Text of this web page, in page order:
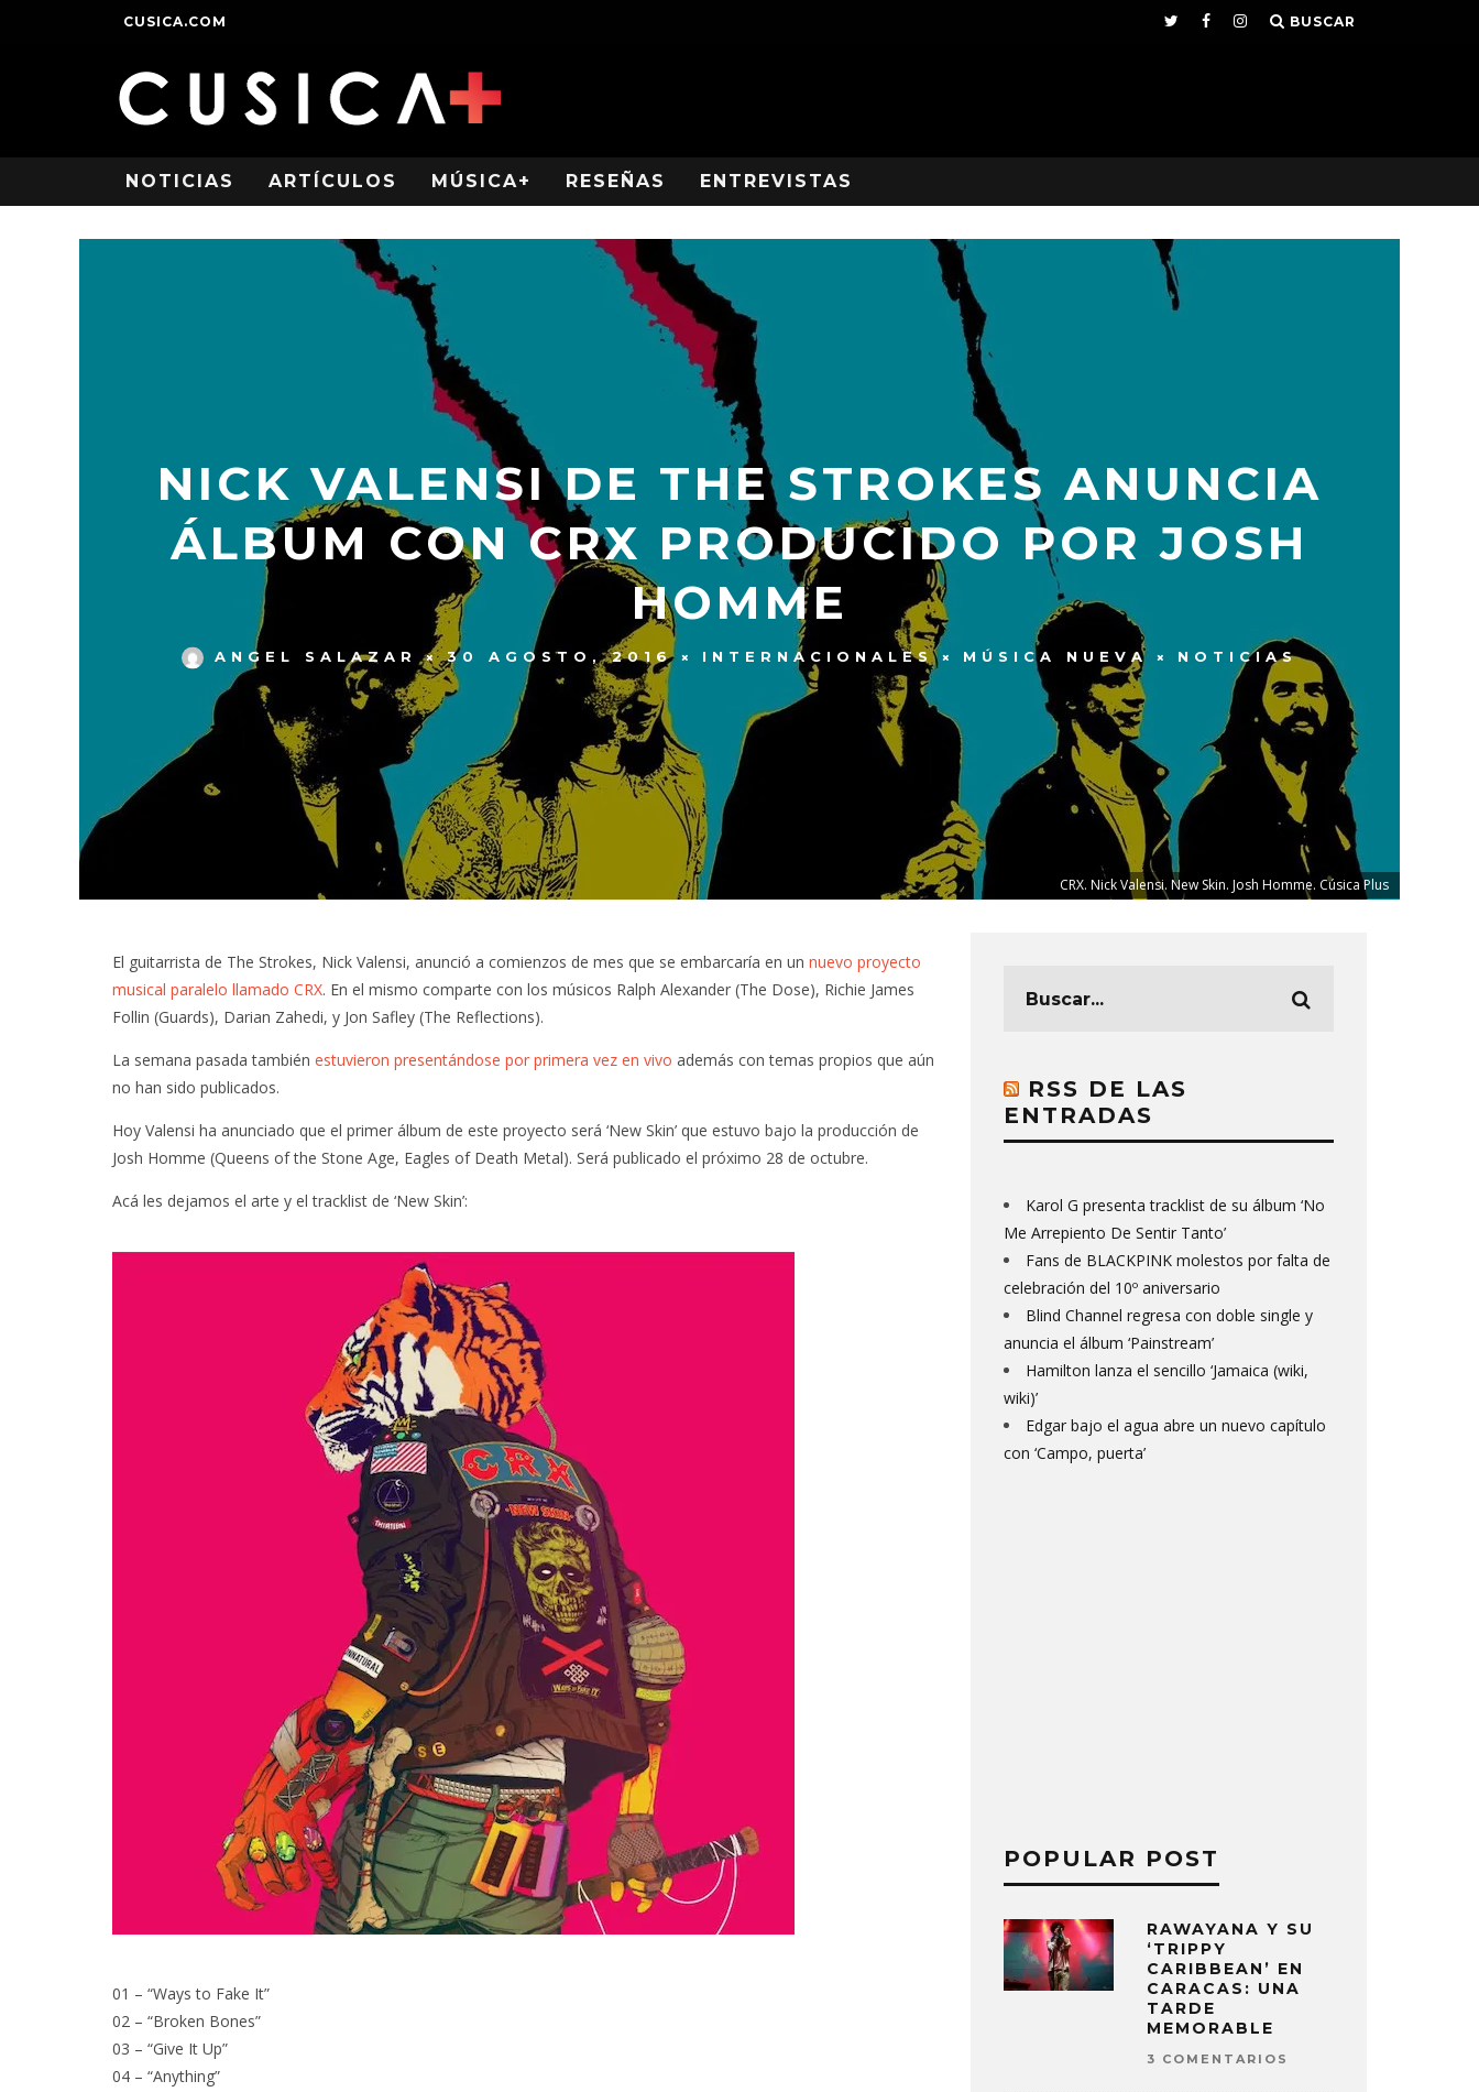
CUSICA.COM BUSCAR
NOTICIAS ARTÍCULOS MÚSICA+ RESEÑAS ENTREVISTAS
NICK VALENSI DE THE STROKES ANUNCIA
ÁLBUM CON CRX PRODUCIDO POR JOSH
HOMME
ANGEL SALAZAR 30 AGOSTO, 2016 INTERNACIONALES MÚSICA NUEVA NOTICIAS
CRX. Nick Valensi. New Skin. Josh Homme. Cúsica Plus
El guitarrista de The Strokes, Nick Valensi, anunció a comienzos de mes que se embarcaría en un nuevo proyecto
musical paralelo llamado CRX. En el mismo comparte con los músicos Ralph Alexander (The Dose), Richie James
Follin (Guards), Darian Zahedi, y Jon Safley (The Reflections).
La semana pasada también estuvieron presentándose por primera vez en vivo además con temas propios que aún
no han sido publicados.
Hoy Valensi ha anunciado que el primer álbum de este proyecto será ‘New Skin’ que estuvo bajo la producción de
Josh Homme (Queens of the Stone Age, Eagles of Death Metal). Será publicado el próximo 28 de octubre.
Acá les dejamos el arte y el tracklist de ‘New Skin’:
01 – “Ways to Fake It”
02 – “Broken Bones”
03 – “Give It Up”
04 – “Anything”
RSS DE LAS
ENTRADAS
Karol G presenta tracklist de su álbum ‘No
Me Arrepiento De Sentir Tanto’
Fans de BLACKPINK molestos por falta de
celebración del 10º aniversario
Blind Channel regresa con doble single y
anuncia el álbum ‘Painstream’
Hamilton lanza el sencillo ‘Jamaica (wiki,
wiki)’
Edgar bajo el agua abre un nuevo capítulo
con ‘Campo, puerta’
POPULAR POST
RAWAYANA Y SU
‘TRIPPY
CARIBBEAN’ EN
CARACAS: UNA
TARDE
MEMORABLE
3 COMENTARIOS